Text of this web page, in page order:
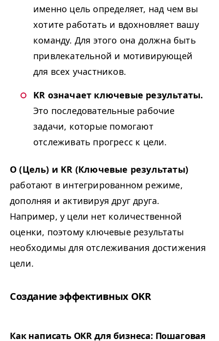
именно цель определяет, над чем вы
хотите работать и вдохновляет вашу
команду. Для этого она должна быть
привлекательной и мотивирующей
для всех участников.
KR означает ключевые результаты.
Это последовательные рабочие
задачи, которые помогают
отслеживать прогресс к цели.
O (Цель) и KR (Ключевые результаты)
работают в интегрированном режиме,
дополняя и активируя друг друга.
Например, у цели нет количественной
оценки, поэтому ключевые результаты
необходимы для отслеживания достижения
цели.
Создание эффективных OKR
Как написать OKR для бизнеса: Пошаговая